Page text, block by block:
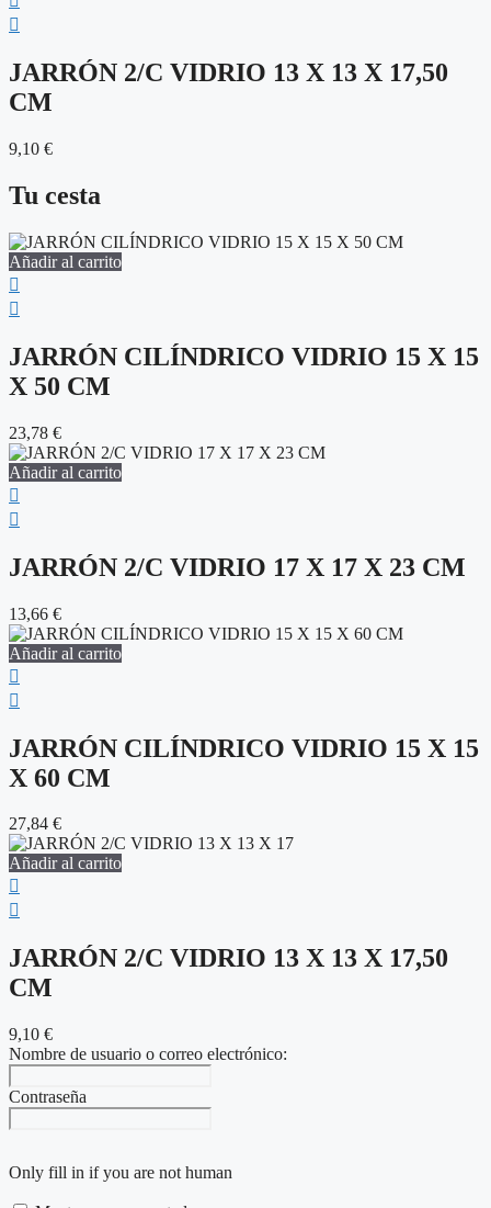
JARRÓN 2/C VIDRIO 13 X 13 X 17,50
CM
9,10 €
Tu cesta
Añadir al carrito
JARRÓN CILÍNDRICO VIDRIO 15 X 15
X 50 CM
23,78 €
Añadir al carrito
JARRÓN 2/C VIDRIO 17 X 17 X 23 CM
13,66 €
Añadir al carrito
JARRÓN CILÍNDRICO VIDRIO 15 X 15
X 60 CM
27,84 €
Añadir al carrito
JARRÓN 2/C VIDRIO 13 X 13 X 17,50
CM
9,10 €
Nombre de usuario o correo electrónico:
Contraseña
Only fill in if you are not human